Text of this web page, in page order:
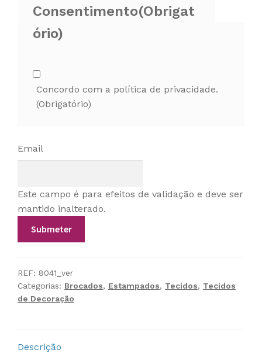
Consentimento(Obrigat
ório)
Concordo com a política de privacidade.
(Obrigatório)
Email
Este campo é para efeitos de validação e deve ser
mantido inalterado.
REF: 8041_ver
Categorias: Brocados, Estampados, Tecidos, Tecidos
de Decoração
Descrição